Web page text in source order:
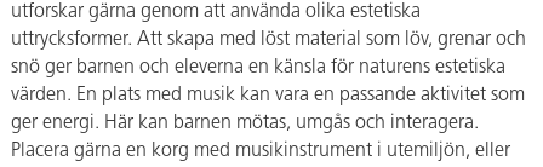
utforskar gärna genom att använda olika estetiska
uttrycksformer. Att skapa med löst material som löv, grenar och
snö ger barnen och eleverna en känsla för naturens estetiska
värden. En plats med musik kan vara en passande aktivitet som
ger energi. Här kan barnen mötas, umgås och interagera.
Placera gärna en korg med musikinstrument i utemiljön, eller